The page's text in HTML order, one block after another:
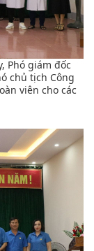
Phó giám đốc
chủ tịch Công
viên cho các